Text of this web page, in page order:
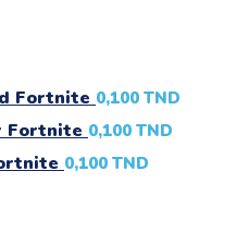
Fortnite 0,100 TND
Fortnite 0,100 TND
0,100 TND